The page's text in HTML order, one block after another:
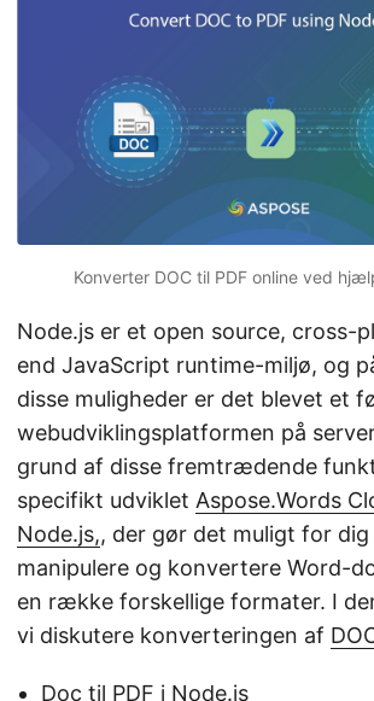
Konverter DOC til PDF online ved
Node.js er et open source, cross-
end JavaScript runtime-miljø, og
disse muligheder er det blevet et
webudviklingsplatformen på
grund af disse fremtrædende
specifikt udviklet Aspose.Words
Node.js,, der gør det muligt for
manipulere og konvertere Word-
en række forskellige formater. I
vi diskutere konverteringen af
Doc til PDF i Node.js